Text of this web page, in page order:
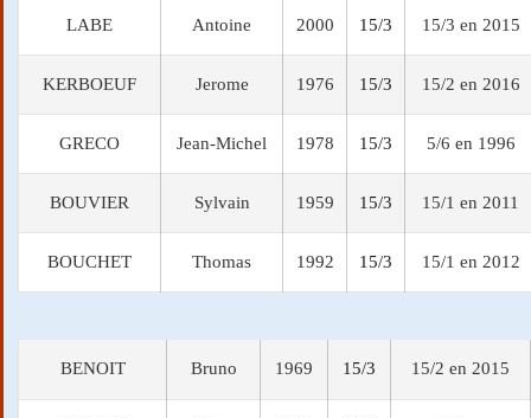
LABE Antoine 2000 15/3 15/3 en 2015
KERBOEUF Jerome 1976 15/3 15/2 en 2016
GRECO Jean-Michel 1978 15/3 5/6 en 1996
BOUVIER Sylvain 1959 15/3 15/1 en 2011
BOUCHET Thomas 1992 15/3 15/1 en 2012
BENOIT Bruno 1969 15/3 15/2 en 2015